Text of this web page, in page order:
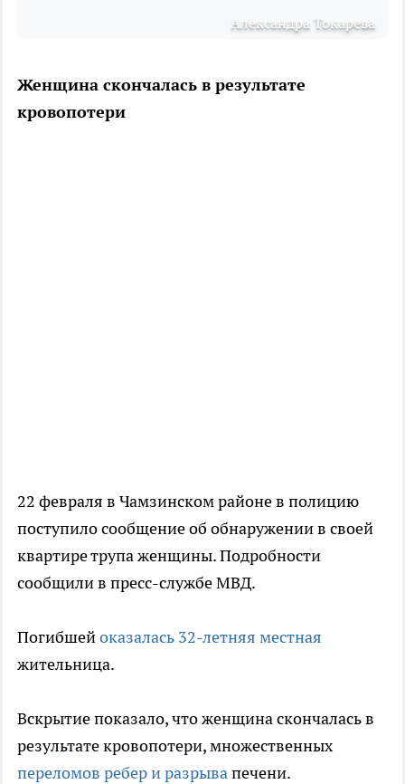
Александра Токарева
Женщина скончалась в результате
кровопотери
22 февраля в Чамзинском районе в полицию
поступило сообщение об обнаружении в своей
квартире трупа женщины. Подробности
сообщили в пресс-службе МВД.
Погибшейоказалась 32-летняя местная
жительница.
Вскрытие показало, что женщина скончалась в
результате кровопотери, множественных
переломов ребер и разрывапечени.